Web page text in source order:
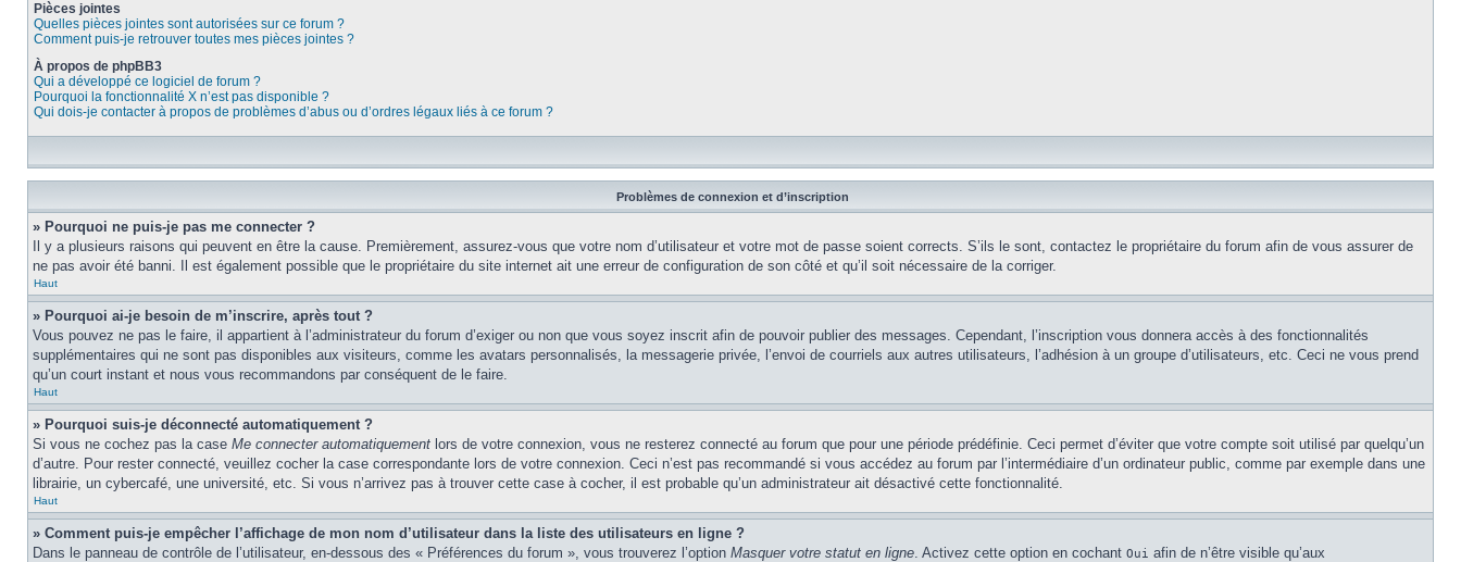
Pièces jointes
Quelles pièces jointes sont autorisées sur ce forum ?
Comment puis-je retrouver toutes mes pièces jointes ?
À propos de phpBB3
Qui a développé ce logiciel de forum ?
Pourquoi la fonctionnalité X n’est pas disponible ?
Qui dois-je contacter à propos de problèmes d’abus ou d’ordres légaux liés à ce forum ?
Problèmes de connexion et d’inscription
» Pourquoi ne puis-je pas me connecter ?
Il y a plusieurs raisons qui peuvent en être la cause. Premièrement, assurez-vous que votre nom d’utilisateur et votre mot de passe soient corrects. S’ils le sont, contactez le propriétaire du forum afin de vous assurer de
ne pas avoir été banni. Il est également possible que le propriétaire du site internet ait une erreur de configuration de son côté et qu’il soit nécessaire de la corriger.
Haut
» Pourquoi ai-je besoin de m’inscrire, après tout ?
Vous pouvez ne pas le faire, il appartient à l’administrateur du forum d’exiger ou non que vous soyez inscrit afin de pouvoir publier des messages. Cependant, l’inscription vous donnera accès à des fonctionnalités
supplémentaires qui ne sont pas disponibles aux visiteurs, comme les avatars personnalisés, la messagerie privée, l’envoi de courriels aux autres utilisateurs, l’adhésion à un groupe d’utilisateurs, etc. Ceci ne vous prend
qu’un court instant et nous vous recommandons par conséquent de le faire.
Haut
» Pourquoi suis-je déconnecté automatiquement ?
Si vous ne cochez pas la case Me connecter automatiquement lors de votre connexion, vous ne resterez connecté au forum que pour une période prédéfinie. Ceci permet d’éviter que votre compte soit utilisé par quelqu’un
d’autre. Pour rester connecté, veuillez cocher la case correspondante lors de votre connexion. Ceci n’est pas recommandé si vous accédez au forum par l’intermédiaire d’un ordinateur public, comme par exemple dans une
librairie, un cybercafé, une université, etc. Si vous n’arrivez pas à trouver cette case à cocher, il est probable qu’un administrateur ait désactivé cette fonctionnalité.
Haut
» Comment puis-je empêcher l’affichage de mon nom d’utilisateur dans la liste des utilisateurs en ligne ?
Dans le panneau de contrôle de l’utilisateur, en-dessous des « Préférences du forum », vous trouverez l’option Masquer votre statut en ligne. Activez cette option en cochant Oui afin de n’être visible qu’aux